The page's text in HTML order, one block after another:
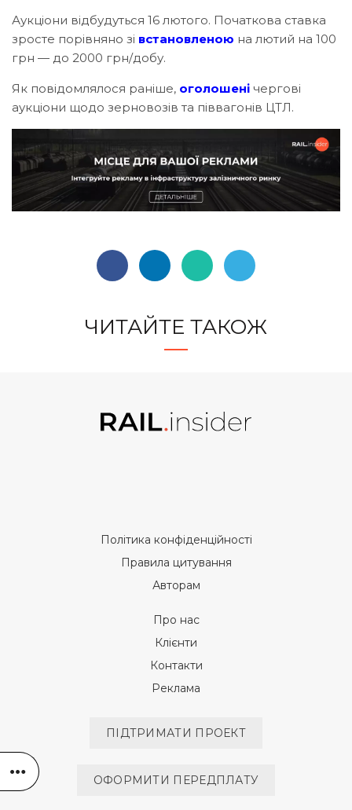
Аукціони відбудуться 16 лютого. Початкова ставка
зросте порівняно зі встановленою на лютий на 100
грн — до 2000 грн/добу.
Як повідомлялося раніше, оголошені чергові
аукціони щодо зерновозів та піввагонів ЦТЛ.
ЧИТАЙТЕ ТАКОЖ
Політика конфіденційності
Правила цитування
Авторам
Про нас
Клієнти
Контакти
Реклама
ПІДТРИМАТИ ПРОЕКТ
ОФОРМИТИ ПЕРЕДПЛАТУ